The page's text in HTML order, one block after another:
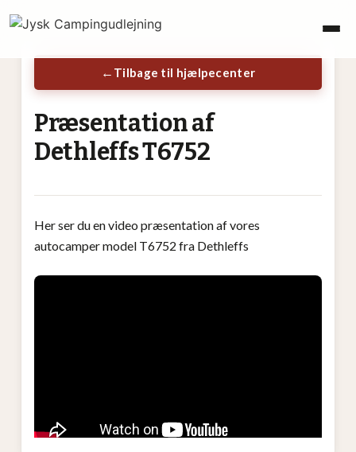
Tilbage til hjælpecenter
Præsentation af
Dethleffs T6752
Her ser du en video præsentation af vores
autocamper model T6752 fra Dethleffs